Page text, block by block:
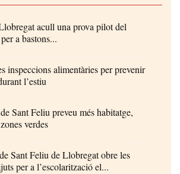
acull una prova pilot del
a bastons...
inspeccions alimentàries per prevenir
l’estiu
Sant Feliu preveu més habitatge,
verdes
Sant Feliu de Llobregat obre les
per a l’escolarització el...